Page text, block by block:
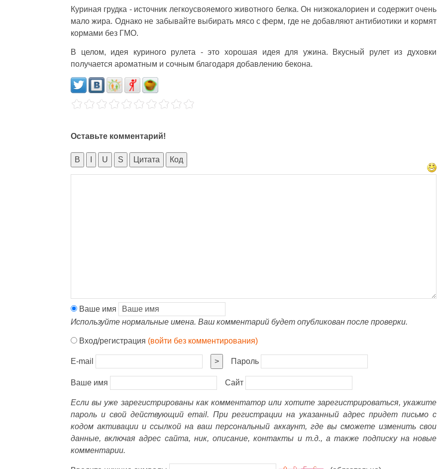
Куриная грудка - источник легкоусвояемого животного белка. Он низкокалориен и содержит очень
мало жира. Однако не забывайте выбирать мясо с ферм, где не добавляют антибиотики и кормят
кормами без ГМО.
В целом, идея куриного рулета - это хорошая идея для ужина. Вкусный рулет из духовки
получается ароматным и сочным благодаря добавлению бекона.
Оставьте комментарий!
B U S Цитата Код
Ваше имя
Используйте нормальные имена. Ваш комментарий будет опубликован после проверки.
Вход/регистрация (войти без комментирования)
E-mail > Пароль
Ваше имя Сайт
Если вы уже зарегистрированы как комментатор или хотите зарегистрироваться, укажите
пароль и свой действующий email. При регистрации на указанный адрес придет письмо с
кодом активации и ссылкой на ваш персональный аккаунт, где вы сможете изменить свои
данные, включая адрес сайта, ник, описание, контакты и т.д., а также подписку на новые
комментарии.